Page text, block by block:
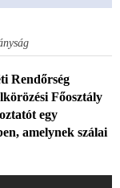
Rendőrség
Főosztály
egy
amelynek szálai